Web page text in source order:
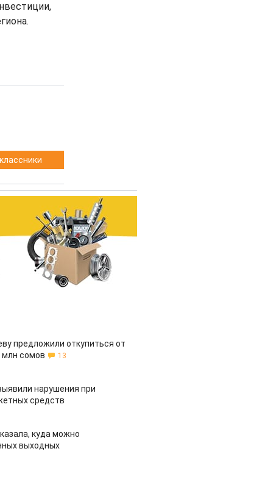
предложили откупиться от
млн сомов
13
нарушения при
средств
куда можно
выходных